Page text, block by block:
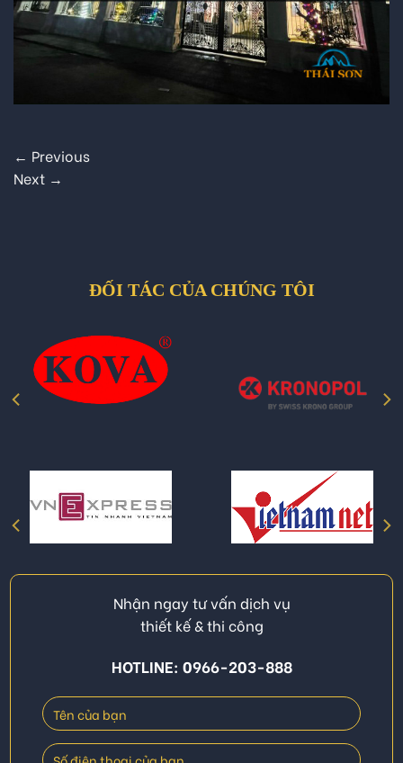
← Previous
Next →
ĐỐI TÁC CỦA CHÚNG TÔI
Nhận ngay tư vấn dịch vụ
thiết kế & thi công
HOTLINE: 0966-203-888